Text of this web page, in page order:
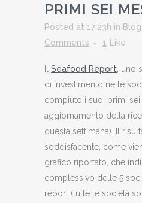
PRIMI SEI
Posted at 17:23h in Blog
Comments
1 Like
Il Seafood Report, uno
di investimento nelle
compiuto i suoi primi
aggiornamento della
questa settimana). Il
soddisfacente, come
grafico riportato, che
complessivo delle 5
report (tutte le società